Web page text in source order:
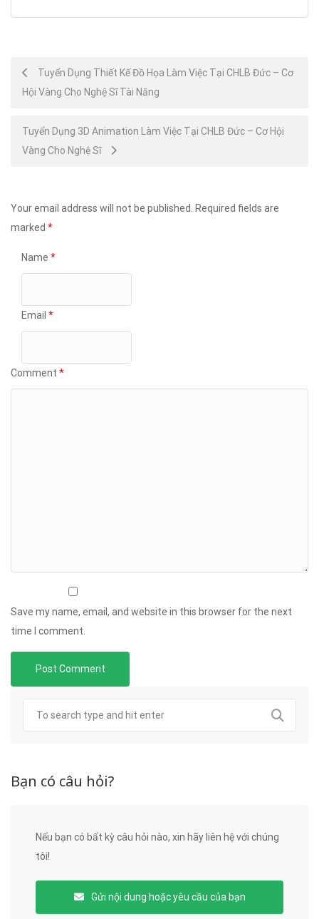
Post
navigation
Tuyển Dụng Thiết Kế Đồ Họa Làm Việc Tại CHLB Đức – Cơ
Hội Vàng Cho Nghệ Sĩ Tài Năng
Tuyển Dụng 3D Animation Làm Việc Tại CHLB Đức – Cơ Hội
Vàng Cho Nghệ Sĩ
Your email address will not be published. Required fields are
marked *
Name *
Email *
Comment *
Save my name, email, and website in this browser for the next
time I comment.
Bạn có câu hỏi?
Nếu bạn có bất kỳ câu hỏi nào, xin hãy liên hệ với chúng
tôi!
Gửi nội dung hoặc yêu cầu của bạn